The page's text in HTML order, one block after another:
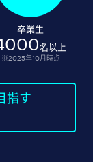
卒業生
名以上
※2025年10月時点
指す